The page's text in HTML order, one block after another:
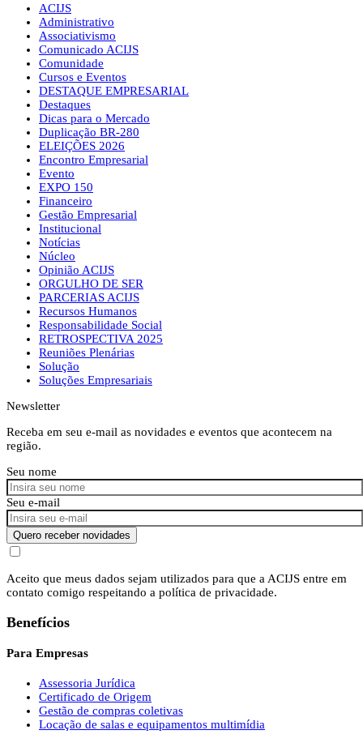
ACIJS
Administrativo
Associativismo
Comunicado ACIJS
Comunidade
Cursos e Eventos
DESTAQUE EMPRESARIAL
Destaques
Dicas para o Mercado
Duplicação BR-280
ELEIÇÕES 2026
Encontro Empresarial
Evento
EXPO 150
Financeiro
Gestão Empresarial
Institucional
Notícias
Núcleo
Opinião ACIJS
ORGULHO DE SER
PARCERIAS ACIJS
Recursos Humanos
Responsabilidade Social
RETROSPECTIVA 2025
Reuniões Plenárias
Solução
Soluções Empresariais
Newsletter
Receba em seu e-mail as novidades e eventos que acontecem na
região.
Seu nome
Seu e-mail
Quero receber novidades
Aceito que meus dados sejam utilizados para que a ACIJS entre em
contato comigo respeitando a política de privacidade.
Benefícios
Para Empresas
Assessoria Jurídica
Certificado de Origem
Gestão de compras coletivas
Locação de salas e equipamentos multimídia